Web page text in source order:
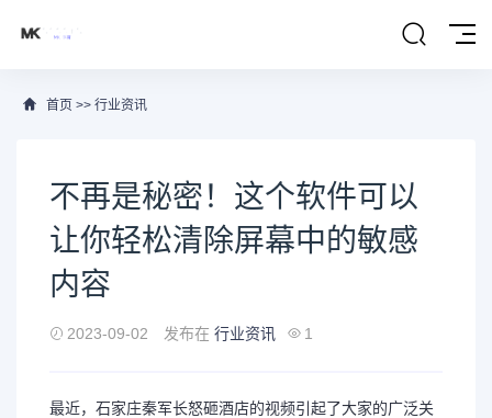
首页 >> 行业资讯
不再是秘密！这个软件可以
让你轻松清除屏幕中的敏感
内容
2023-09-02 发布在 行业资讯 1
最近，石家庄秦军长怒砸酒店的视频引起了大家的广泛关